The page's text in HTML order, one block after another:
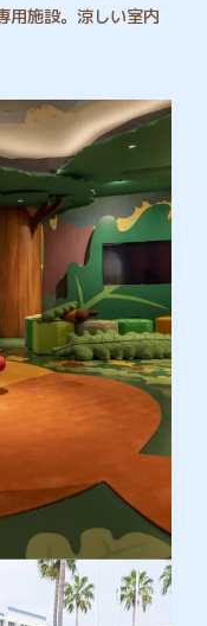
用施設。涼しい室内